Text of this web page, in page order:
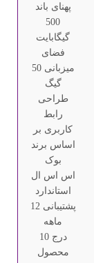
پهنای باند
500
گیگابایت
فضای
میزبانی 50
گیگ
طراحی
رابط
کاربری بر
اساس برند
بوک
اس اس ال
استاندارد
پشتیبانی 12
ماهه
درج 10
محصول